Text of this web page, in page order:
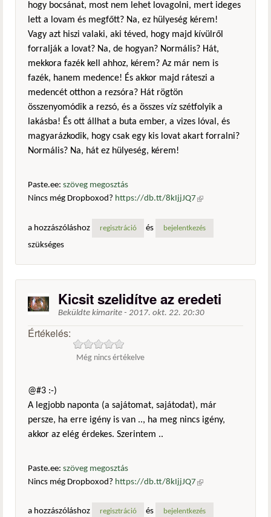
hogy bocsánat, most nem lehet lovagolni, mert ideges
lett a lovam és megfőtt? Na, ez hülyeség kérem!
Vagy azt hiszi valaki, aki téved, hogy majd kívülről
forralják a lovat? Na, de hogyan? Normális? Hát,
mekkora fazék kell ahhoz, kérem? Az már nem is
fazék, hanem medence! És akkor majd ráteszi a
medencét otthon a rezsóra? Hát rögtön
összenyomódik a rezsó, és a összes víz szétfolyik a
lakásba! És ott állhat a buta ember, a vizes lóval, és
magyarázkodik, hogy csak egy kis lovat akart forralni?
Normális? Na, hát ez hülyeség, kérem!
Paste.ee: szöveg megosztás
Nincs még Dropboxod? https://db.tt/8kIjjJQ7 (külső
a hozzászóláshoz
regisztráció és bejelentkezés
szükséges
Kicsit szelidítve az eredeti
Beküldte kimarite - 2017. okt. 22. 20:30
Értékelés:
Még nincs értékelve
@#3 :-)
A legjobb naponta (a sajátomat, sajátodat), már
persze, ha erre igény is van .., ha meg nincs igény,
akkor az elég érdekes. Szerintem ..
Paste.ee: szöveg megosztás
Nincs még Dropboxod? https://db.tt/8kIjjJQ7 (külső
a hozzászóláshoz
regisztráció és bejelentkezés